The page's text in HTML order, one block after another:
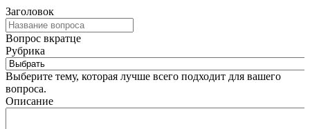
Заголовок
Вопрос вкратце
Рубрика
Выберите тему, которая лучше всего подходит для вашего
вопроса.
Описание